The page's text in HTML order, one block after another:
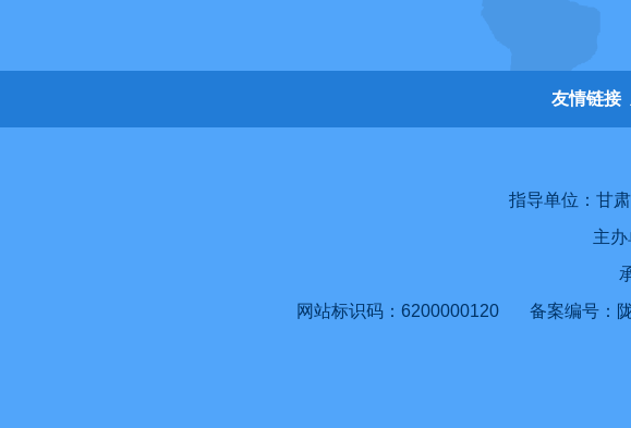
友情链接
指导单位：甘
主
网站标识码：6200000120
备案编号：